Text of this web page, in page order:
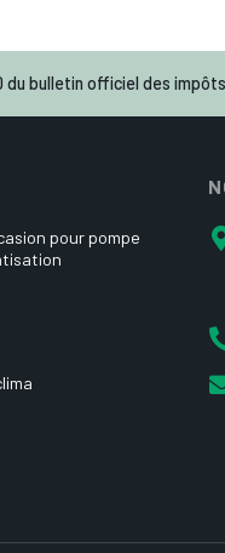
du bulletin officiel des
pour pompe